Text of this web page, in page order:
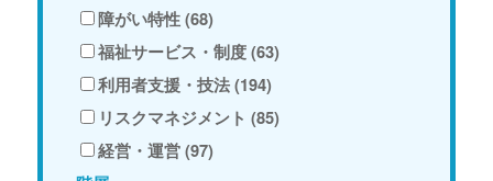
障がい特性 (68)
福祉サービス・制度 (63)
利用者支援・技法 (194)
リスクマネジメント (85)
経営・運営 (97)